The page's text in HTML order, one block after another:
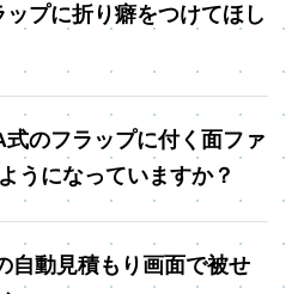
プに折り癖をつけてほし
のフラップに付く面ファ
うになっていますか？
自動見積もり画面で被せ